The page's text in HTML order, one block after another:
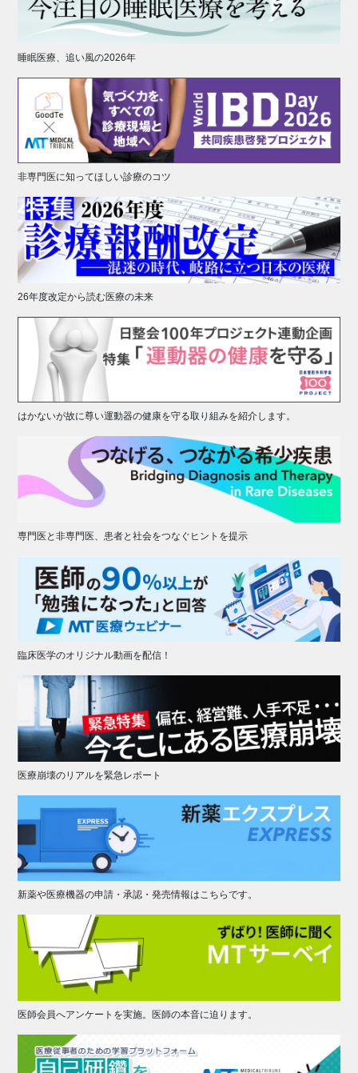
睡眠医療、追い風の2026年
非専門医に知ってほしい診療のコツ
26年度改定から読む医療の未来
はかないが故に尊い運動器の健康を守る取り組みを紹介します。
専門医と非専門医、患者と社会をつなぐヒントを提示
臨床医学のオリジナル動画を配信！
医療崩壊のリアルを緊急レポート
新薬や医療機器の申請・承認・発売情報はこちらです。
医師会員へアンケートを実施。医師の本音に迫ります。